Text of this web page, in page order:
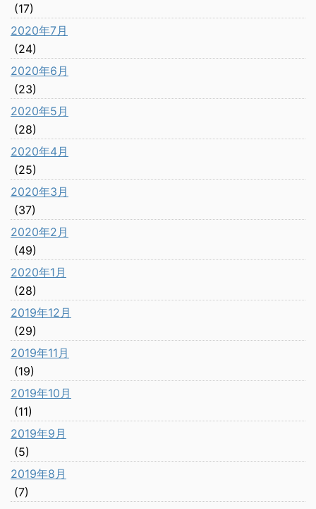
(17)
2020年7月
(24)
2020年6月
(23)
2020年5月
(28)
2020年4月
(25)
2020年3月
(37)
2020年2月
(49)
2020年1月
(28)
2019年12月
(29)
2019年11月
(19)
2019年10月
(11)
2019年9月
(5)
2019年8月
(7)